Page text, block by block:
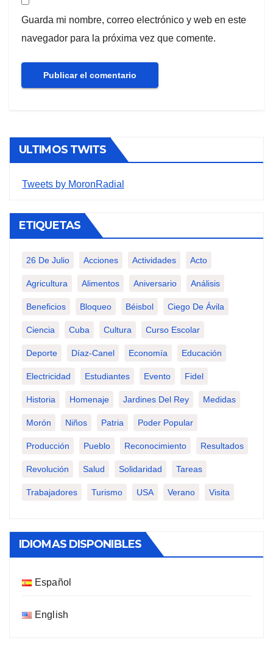
Guarda mi nombre, correo electrónico y web en este
navegador para la próxima vez que comente.
ULTIMOS TWITS
Tweets by MoronRadial
ETIQUETAS
26 De Julio Acciones Actividades Acto
Agricultura Alimentos Aniversario Análisis
Beneficios Bloqueo Béisbol Ciego De Ávila
Ciencia Cuba Cultura Curso Escolar
Deporte Díaz-Canel Economía Educación
Electricidad Estudiantes Evento Fidel
Historia Homenaje Jardines Del Rey Medidas
Morón Niños Patria Poder Popular
Producción Pueblo Reconocimiento Resultados
Revolución Salud Solidaridad Tareas
Trabajadores Turismo USA Verano Visita
IDIOMAS DISPONIBLES
Español
English